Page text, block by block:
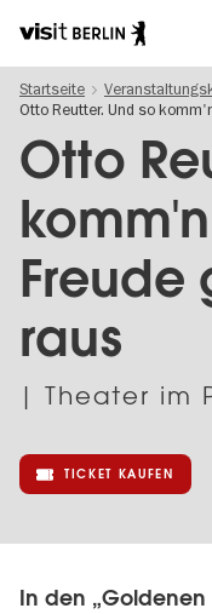
zum
Inhalt
Berlins
offizielles
Tourismusportal
Startseite
Otto Reutter. Und so
Otto
Freude
raus
| Theater im
TICKET KAUFEN
In den